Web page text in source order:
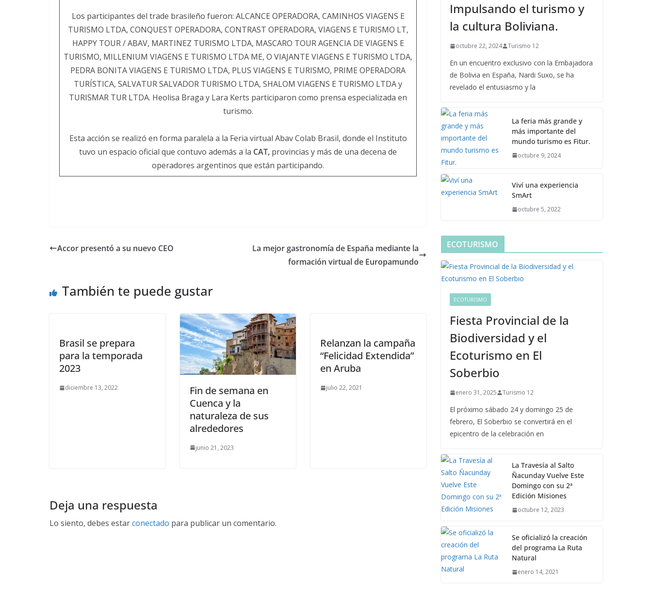
Los participantes del trade brasileño fueron: ALCANCE OPERADORA, CAMINHOS VIAGENS E
TURISMO LTDA, CONQUEST OPERADORA, CONTRAST OPERADORA, VIAGENS E TURISMO LT,
HAPPY TOUR / ABAV, MARTINEZ TURISMO LTDA, MASCARO TOUR AGENCIA DE VIAGENS E
TURISMO, MILLENIUM VIAGENS E TURISMO LTDA ME, O VIAJANTE VIAGENS E TURISMO LTDA,
PEDRA BONITA VIAGENS E TURISMO LTDA, PLUS VIAGENS E TURISMO, PRIME OPERADORA
TURÍSTICA, SALVATUR SALVADOR TURISMO LTDA, SHALOM VIAGENS E TURISMO LTDA y
TURISMAR TUR LTDA. Heolisa Braga y Lara Kerts participaron como prensa especializada en
turismo.
Esta acción se realizó en forma paralela a la Feria virtual Abav Colab Brasil, donde el Instituto
tuvo un espacio oficial que contuvo además a la CAT, provincias y más de una decena de
operadores argentinos que están participando.
Accor presentó a su nuevo CEO
La mejor gastronomía de España mediante la
formación virtual de Europamundo
También te puede gustar
Brasil se prepara
para la temporada
2023
diciembre 13, 2022
Fin de semana en
Cuenca y la
naturaleza de sus
alrededores
junio 21, 2023
Relanzan la campaña
“Felicidad Extendida”
en Aruba
julio 22, 2021
Deja una respuesta
Lo siento, debes estarconectado para publicar un comentario.
Impulsando el turismo y
la cultura Boliviana.
octubre 22, 2024 Turismo 12
En un encuentro exclusivo con la Embajadora
de Bolivia en España, Nardi Suxo, se ha
revelado el entusiasmo y la
La feria más grande y
más importante del
mundo turismo es Fitur.
octubre 9, 2024
Viví una experiencia
SmArt
octubre 5, 2022
ECOTURISMO
ECOTURISMO
Fiesta Provincial de la
Biodiversidad y el
Ecoturismo en El
Soberbio
enero 31, 2025 Turismo 12
El próximo sábado 24 y domingo 25 de
febrero, El Soberbio se convertirá en el
epicentro de la celebración en
La Travesía al Salto
Ñacunday Vuelve Este
Domingo con su 2ª
Edición Misiones
octubre 12, 2023
Se oficializó la creación
del programa La Ruta
Natural
enero 14, 2021